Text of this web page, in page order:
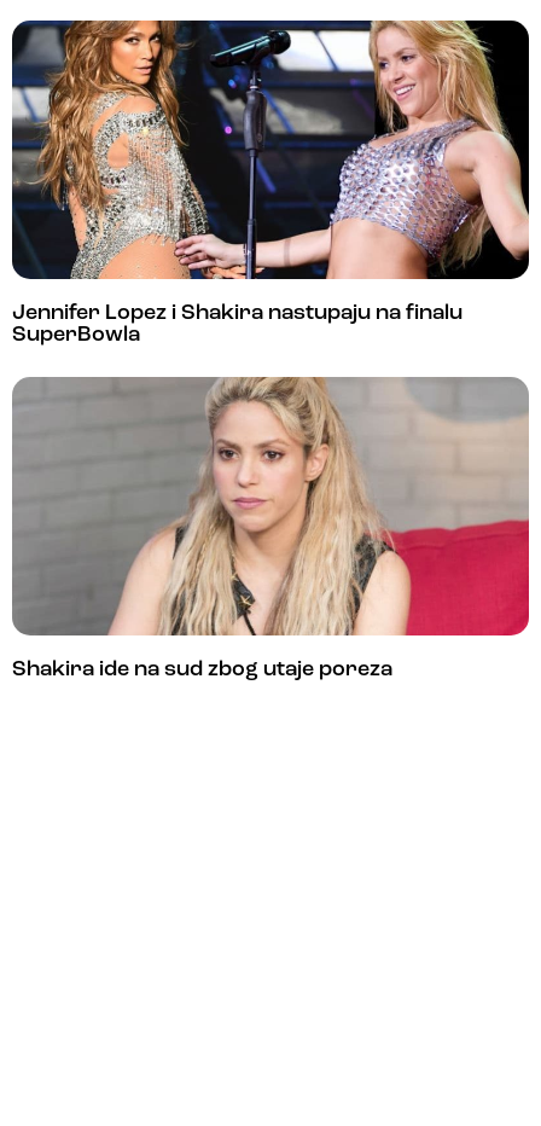
Jennifer Lopez i Shakira nastupaju na finalu
SuperBowla
Shakira ide na sud zbog utaje poreza